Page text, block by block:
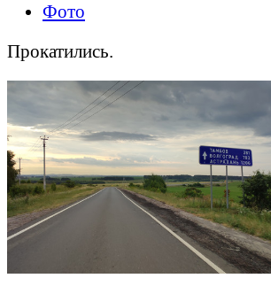
Фото
Прокатились.